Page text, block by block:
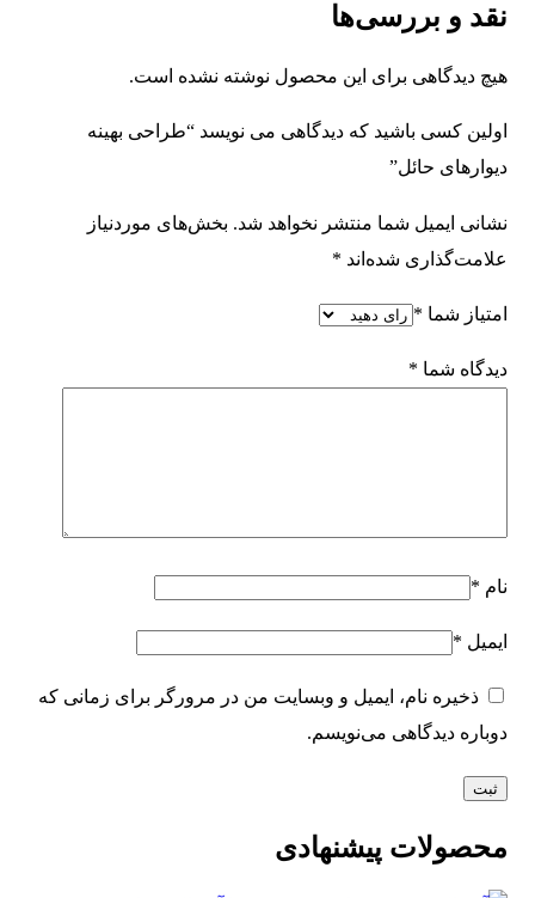
نقد و بررسی‌ها
هیچ دیدگاهی برای این محصول نوشته نشده است.
اولین کسی باشید که دیدگاهی می نویسد “طراحی بهینه
دیوارهای حائل”
نشانی ایمیل شما منتشر نخواهد شد. بخش‌های موردنیاز
علامت‌گذاری شده‌اند *
امتیاز شما *
دیدگاه شما *
نام *
ایمیل *
ذخیره نام، ایمیل و وبسایت من در مرورگر برای زمانی که
دوباره دیدگاهی می‌نویسم.
محصولات پیشنهادی